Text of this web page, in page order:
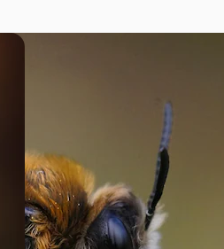
Spaces
KI-Assistent
KI-Bildgenerator
KI-Videogenerator
KI-
Academy
Support
AGB